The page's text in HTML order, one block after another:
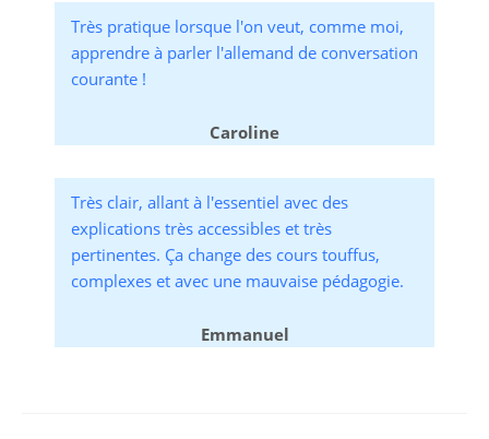
Très pratique lorsque l'on veut, comme moi,
apprendre à parler l'allemand de conversation
courante !
Caroline
Très clair, allant à l'essentiel avec des
explications très accessibles et très
pertinentes. Ça change des cours touffus,
complexes et avec une mauvaise pédagogie.
Emmanuel